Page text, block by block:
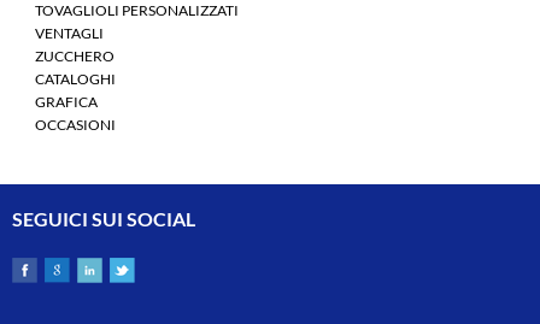
TOVAGLIOLI PERSONALIZZATI
VENTAGLI
ZUCCHERO
CATALOGHI
GRAFICA
OCCASIONI
SEGUICI SUI SOCIAL